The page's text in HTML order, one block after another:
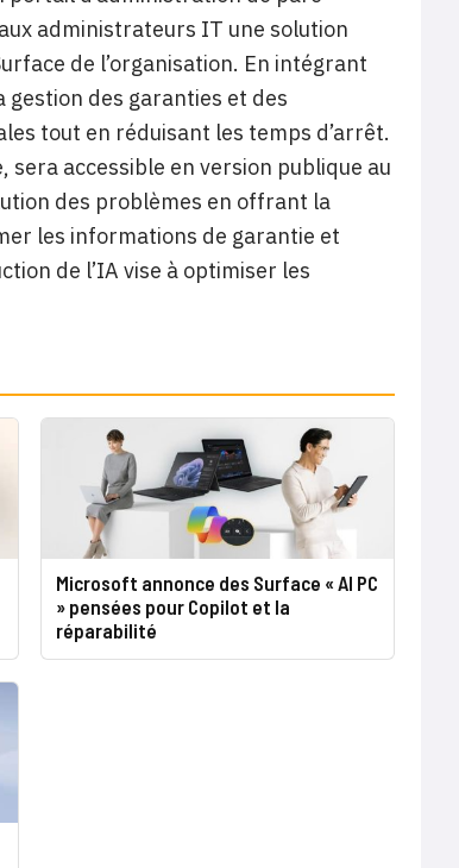
administrateurs IT une solution
de l’organisation. En intégrant
des garanties et des
tout en réduisant les temps d’arrêt.
accessible en version publique au
des problèmes en offrant la
les informations de garantie et
de l’IA vise à optimiser les
Microsoft annonce des Surface « AI PC
» pensées pour Copilot et la
réparabilité